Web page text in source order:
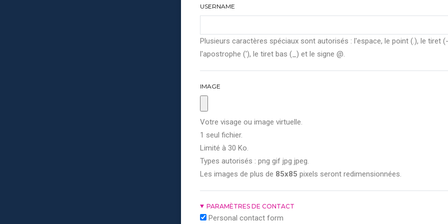
USERNAME
Plusieurs caractères spéciaux sont autorisés : l'espace, le point (.), le tiret
l'apostrophe ('), le tiret bas (_) et le signe @.
IMAGE
Votre visage ou image virtuelle.
1 seul fichier.
Limité à 30 Ko.
Types autorisés : png gif jpg jpeg.
Les images de plus de 85x85 pixels seront redimensionnées.
PARAMÈTRES DE CONTACT
Personal contact form